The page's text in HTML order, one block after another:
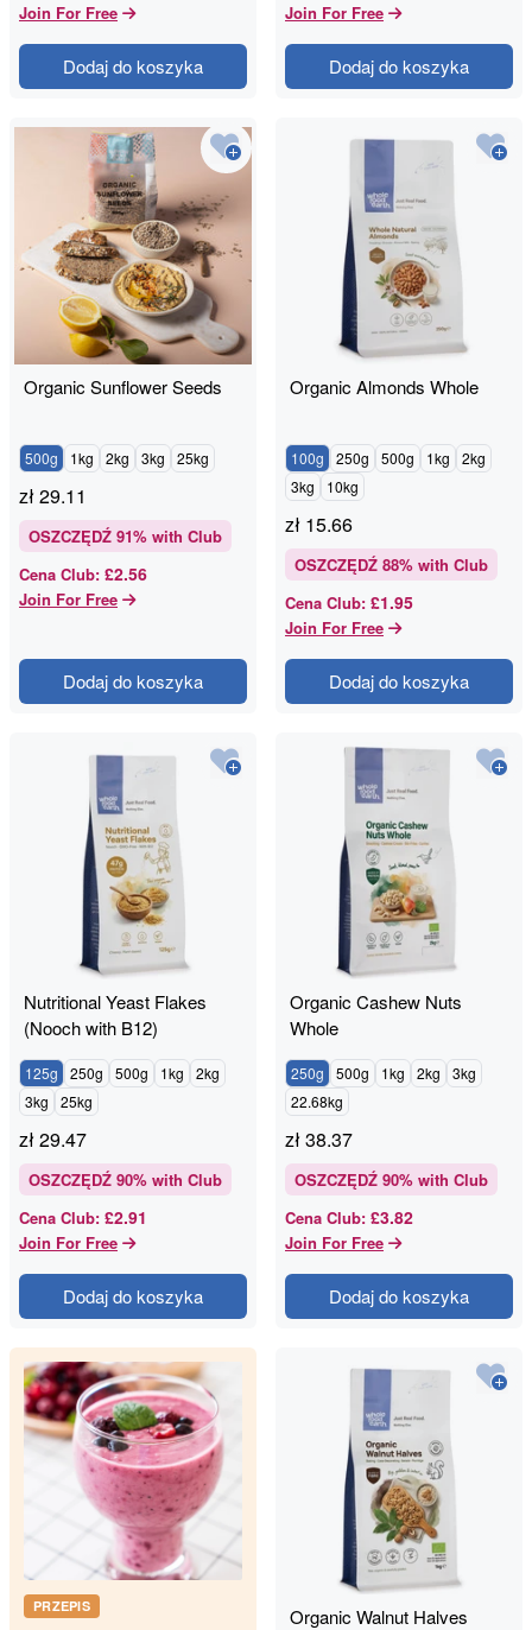
Join For Free
Dodaj do koszyka
Join For Free
Dodaj do koszyka
Organic Sunflower Seeds
500g 1kg 2kg 3kg 25kg
zł29.11
OSZCZĘDŹ 91% with Club
Cena Club: £2.56
Join For Free
Dodaj do koszyka
Organic Almonds Whole
100g 250g 500g 1kg
2kg
3kg
10kg
zł 15.66
OSZCZĘDŹ 88% with Club
Cena Club: £1.95
Join For Free
Dodaj do koszyka
Nutritional Yeast Flakes
(Nooch with B12)
125g 250g 500g 1kg
2kg
3kg
25kg
zł29.47
OSZCZĘDŹ 90% with Club
Cena Club: £2.91
Join For Free
Dodaj do koszyka
Organic Cashew Nuts
Whole
250g 500g 1kg 2kg
3kg
22.68kg
zł38.37
OSZCZĘDŹ 90% with Club
Cena Club: £3.82
Join For Free
Dodaj do koszyka
PRZEPIS Organic Walnut Halves